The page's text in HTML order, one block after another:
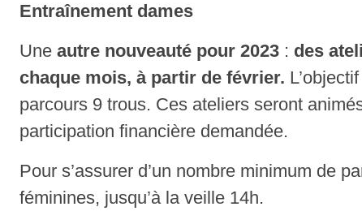
Entraînement dames
Une autre nouveauté pour 2023 : des
chaque mois, à partir de février.
parcours 9 trous. Ces ateliers seront
participation financière demandée.
Pour s’assurer d’un nombre minimum de
féminines, jusqu’à la veille 14h.